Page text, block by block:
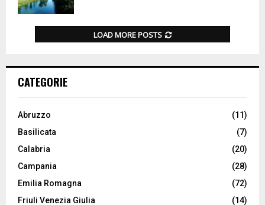
LOAD MORE POSTS
CATEGORIE
Abruzzo
(11)
Basilicata
(7)
Calabria
(20)
Campania
(28)
Emilia Romagna
(72)
Friuli Venezia Giulia
(14)